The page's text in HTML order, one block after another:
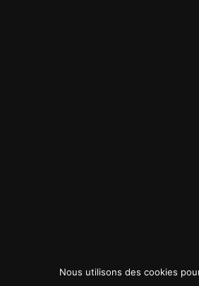
Nous utilisons des cookies